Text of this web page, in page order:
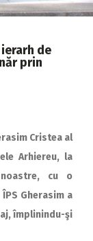
ierarh de
prin
Cristea al
Arhiereu, la
cu o
Gherasim a
împlinindu-şi